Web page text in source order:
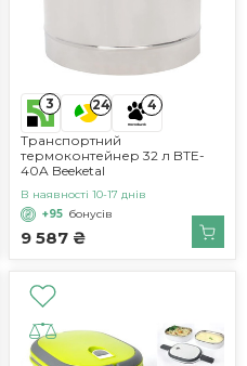
3 24 4
Транспортний
термоконтейнер 32 л BTE-
40A Beeketal
9 587 ₴
В наявності 10-17 днів
+95 бонусів